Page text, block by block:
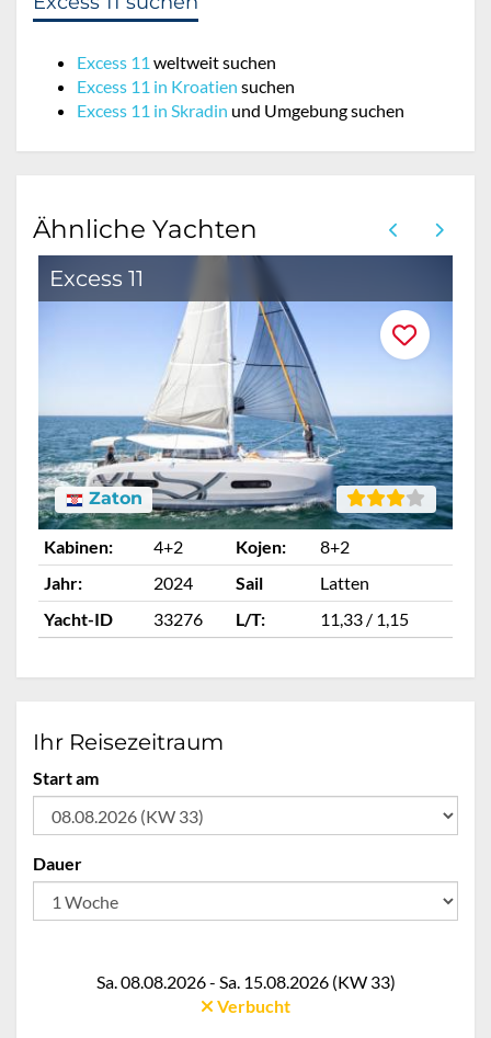
Excess 11 weltweit suchen
Excess 11 in Kroatien suchen
Excess 11 in Skradin und Umgebung suchen
Ähnliche Yachten
Excess 11
Zaton
Kabinen: 4+2 Kojen:
8+2
Jahr:
2024 Sail
Latten
Yacht-ID
33276 L/T: 11,33 / 1,15
Ihr Reisezeitraum
Start am
Dauer
Sa. 08.08.2026 - Sa. 15.08.2026 (KW 33)
Verbucht